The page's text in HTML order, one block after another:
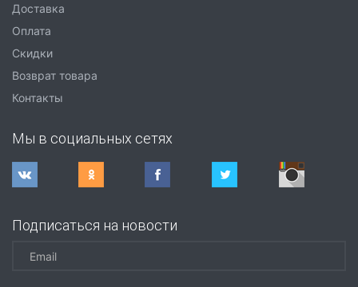
Доставка
Оплата
Скидки
Возврат товара
Контакты
Мы в социальных сетях
Подписаться на новости